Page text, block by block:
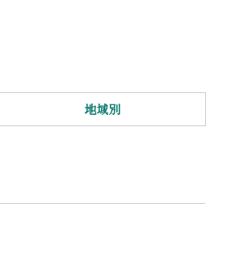
地域別